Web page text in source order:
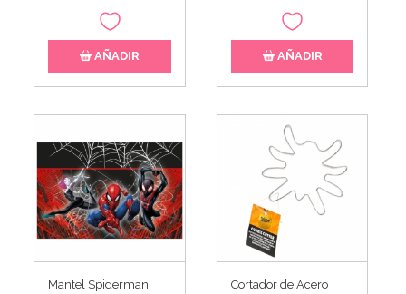
AÑADIR AÑADIR
Mantel Spiderman
Cortador de Acero